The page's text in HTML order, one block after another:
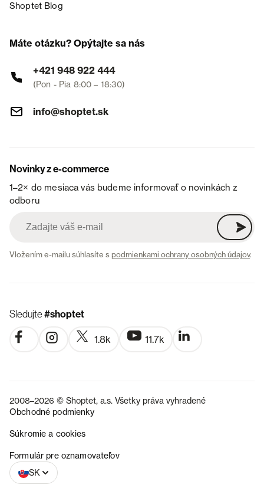
Shoptet Blog
Máte otázku? Opýtajte sa nás
+421 948 922 444
(Pon - Pia 8:00 – 18:30)
info@shoptet.sk
Novinky z e-commerce
1–2× do mesiaca vás budeme informovať o novinkách z
odboru
Vložením e-mailu súhlasíte spodmienkami ochrany osobných údajov.
Sledujte#shoptet
1.8k 11.7k
2008–2026 © Shoptet, a.s. Všetky práva vyhradené
Obchodné podmienky
Súkromie a cookies
Formulár pre oznamovateľov
SK